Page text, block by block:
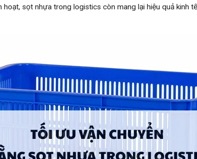
hoạt, sọt nhựa trong logistics còn mang lại hiệu quả kinh